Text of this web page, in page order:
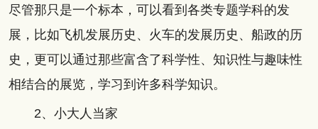
尽管那只是一个标本，可以看到各类专题学科的发
展，比如飞机发展历史、火车的发展历史、船政的历
史，更可以通过那些富含了科学性、知识性与趣味性
相结合的展览，学习到许多科学知识。
2、小大人当家